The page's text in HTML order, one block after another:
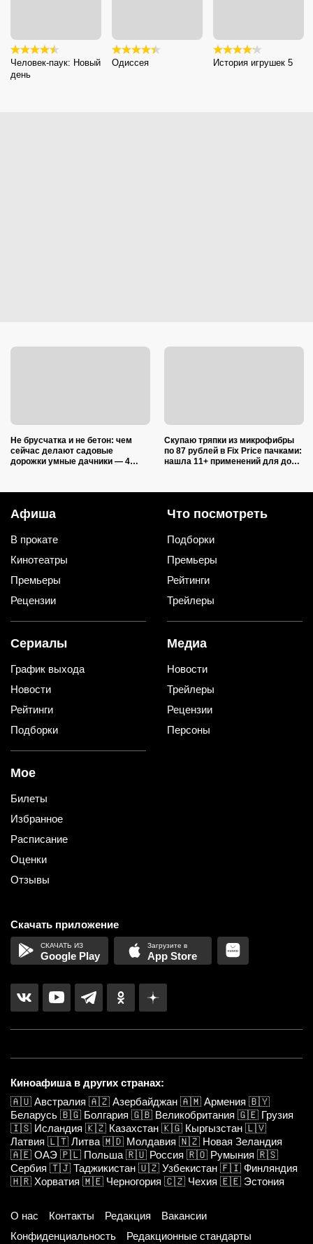
Человек-паук: Новый
день
Одиссея История игрушек 5
Не брусчатка и не бетон: чем
сейчас делают садовые
дорожки умные дачники — 4
Скупаю тряпки из микрофибры
по 87 рублей в Fix Price пачками:
нашла 11+ применений для дома
Афиша
В прокате
Кинотеатры
Премьеры
Рецензии
Что посмотреть
Подборки
Премьеры
Рейтинги
Трейлеры
Сериалы
График выхода
Новости
Рейтинги
Подборки
Медиа
Новости
Трейлеры
Рецензии
Персоны
Мое
Билеты
Избранное
Расписание
Оценки
Отзывы
Скачать приложение
Google Play App Store
Киноафиша в других странах:
🇦🇺 Австралия 🇦🇿 Азербайджан 🇦🇲 Армения 🇧🇾
Беларусь 🇧🇬 Болгария 🇬🇧 Великобритания 🇬🇪 Грузия
🇮🇸 Исландия 🇰🇿 Казахстан 🇰🇬 Кыргызстан 🇱🇻
Латвия 🇱🇹 Литва 🇲🇩 Молдавия 🇳🇿 Новая Зеландия
🇦🇪 ОАЭ 🇵🇱 Польша 🇷🇺 Россия 🇷🇴 Румыния 🇷🇸
Сербия 🇹🇯 Таджикистан 🇺🇿 Узбекистан 🇫🇮 Финляндия
🇭🇷 Хорватия 🇲🇪 Черногория 🇨🇿 Чехия 🇪🇪 Эстония
О нас Контакты Редакция
Вакансии
Конфиденциальность
Редакционные стандарты